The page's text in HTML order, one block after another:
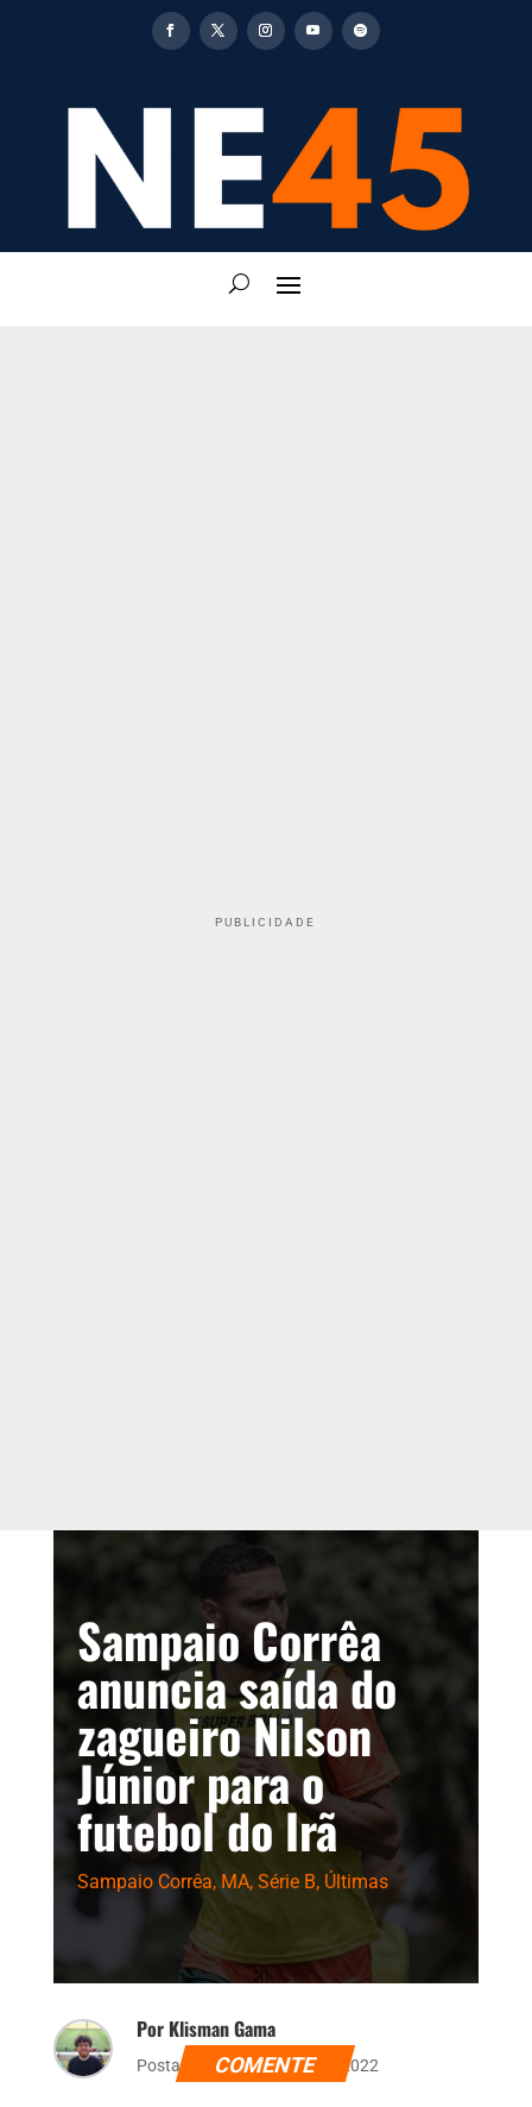
PUBLICIDADE
Sampaio Corrêa
anuncia saída do
zagueiro Nilson
Júnior para o
futebol do Irã
Sampaio Corrêa,MA, Série B, Últimas
Por Klisman Gama
Postado dia 3 de agosto de 2022
COMENTE